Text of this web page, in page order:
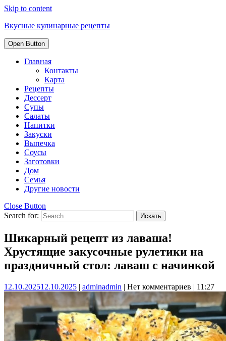
Skip to content
Вкусные кулинарные рецепты
Open Button
Главная
Контакты
Карта
Рецепты
Дессерт
Супы
Салаты
Напитки
Закуски
Выпечка
Соусы
Заготовки
Дом
Семья
Другие новости
Close Button
Search for:
Шикарный рецепт из лаваша!
Хрустящие закусочные рулетики на
праздничный стол: лаваш с начинкой
12.10.202512.10.2025 | adminadmin | Нет комментариев | 11:27